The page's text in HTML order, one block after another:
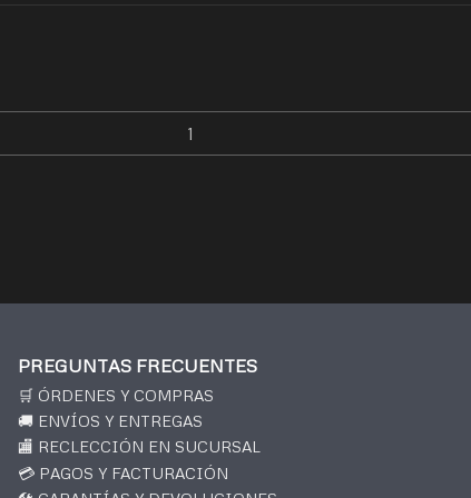
PREGUNTAS FRECUENTES
🛒 ÓRDENES Y COMPRAS
🚚 ENVÍOS Y ENTREGAS
🏬 RECLECCIÓN EN SUCURSAL
💳 PAGOS Y FACTURACIÓN